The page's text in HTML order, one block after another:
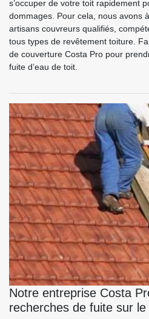
s’occuper de votre toit rapidement
dommages. Pour cela, nous avons
artisans couvreurs qualifiés,
tous types de revêtement toiture.
de couverture Costa Pro pour
fuite d’eau de toit.
Notre entreprise Costa
recherches de fuite sur le